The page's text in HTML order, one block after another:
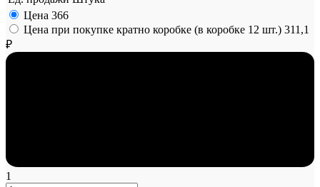
Цена 366
Цена при покупке кратно коробке (в коробке 12 шт.) 311,1
₽
1